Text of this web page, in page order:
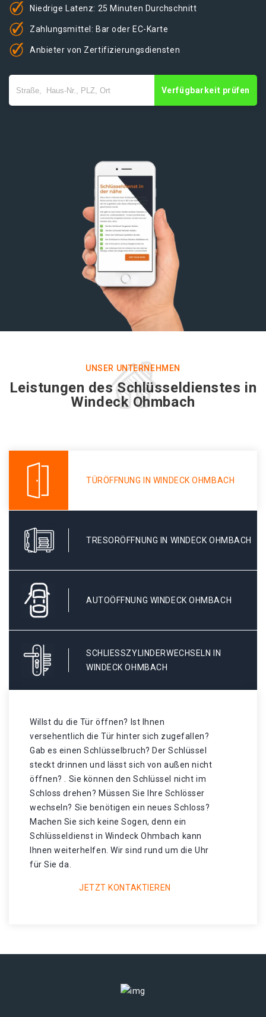
Niedrige Latenz: 25 Minuten Durchschnitt
Zahlungsmittel: Bar oder EC-Karte
Anbieter von Zertifizierungsdiensten
Verfügbarkeit prüfen
UNSER UNTERNEHMEN
Leistungen des Schlüsseldienstes in
Windeck Ohmbach
TÜRÖFFNUNG IN WINDECK OHMBACH
TRESORÖFFNUNG IN WINDECK OHMBACH
AUTOÖFFNUNG WINDECK OHMBACH
SCHLIESSZYLINDERWECHSELN IN W
INDECK OHMBACH
Willst du die Tür öffnen? Ist Ihnen
versehentlich die Tür hinter sich zugefallen?
Gab es einen Schlüsselbruch? Der Schlüssel
steckt drinnen und lässt sich von außen nicht
öffnen? . Sie können den Schlüssel nicht im
Schloss drehen? Müssen Sie Ihre Schlösser
wechseln? Sie benötigen ein neues Schloss?
Machen Sie sich keine Sogen, denn ein
Schlüsseldienst in Windeck Ohmbach kann
Ihnen weiterhelfen. Wir sind rund um die Uhr
für Sie da.
JETZT KONTAKTIEREN